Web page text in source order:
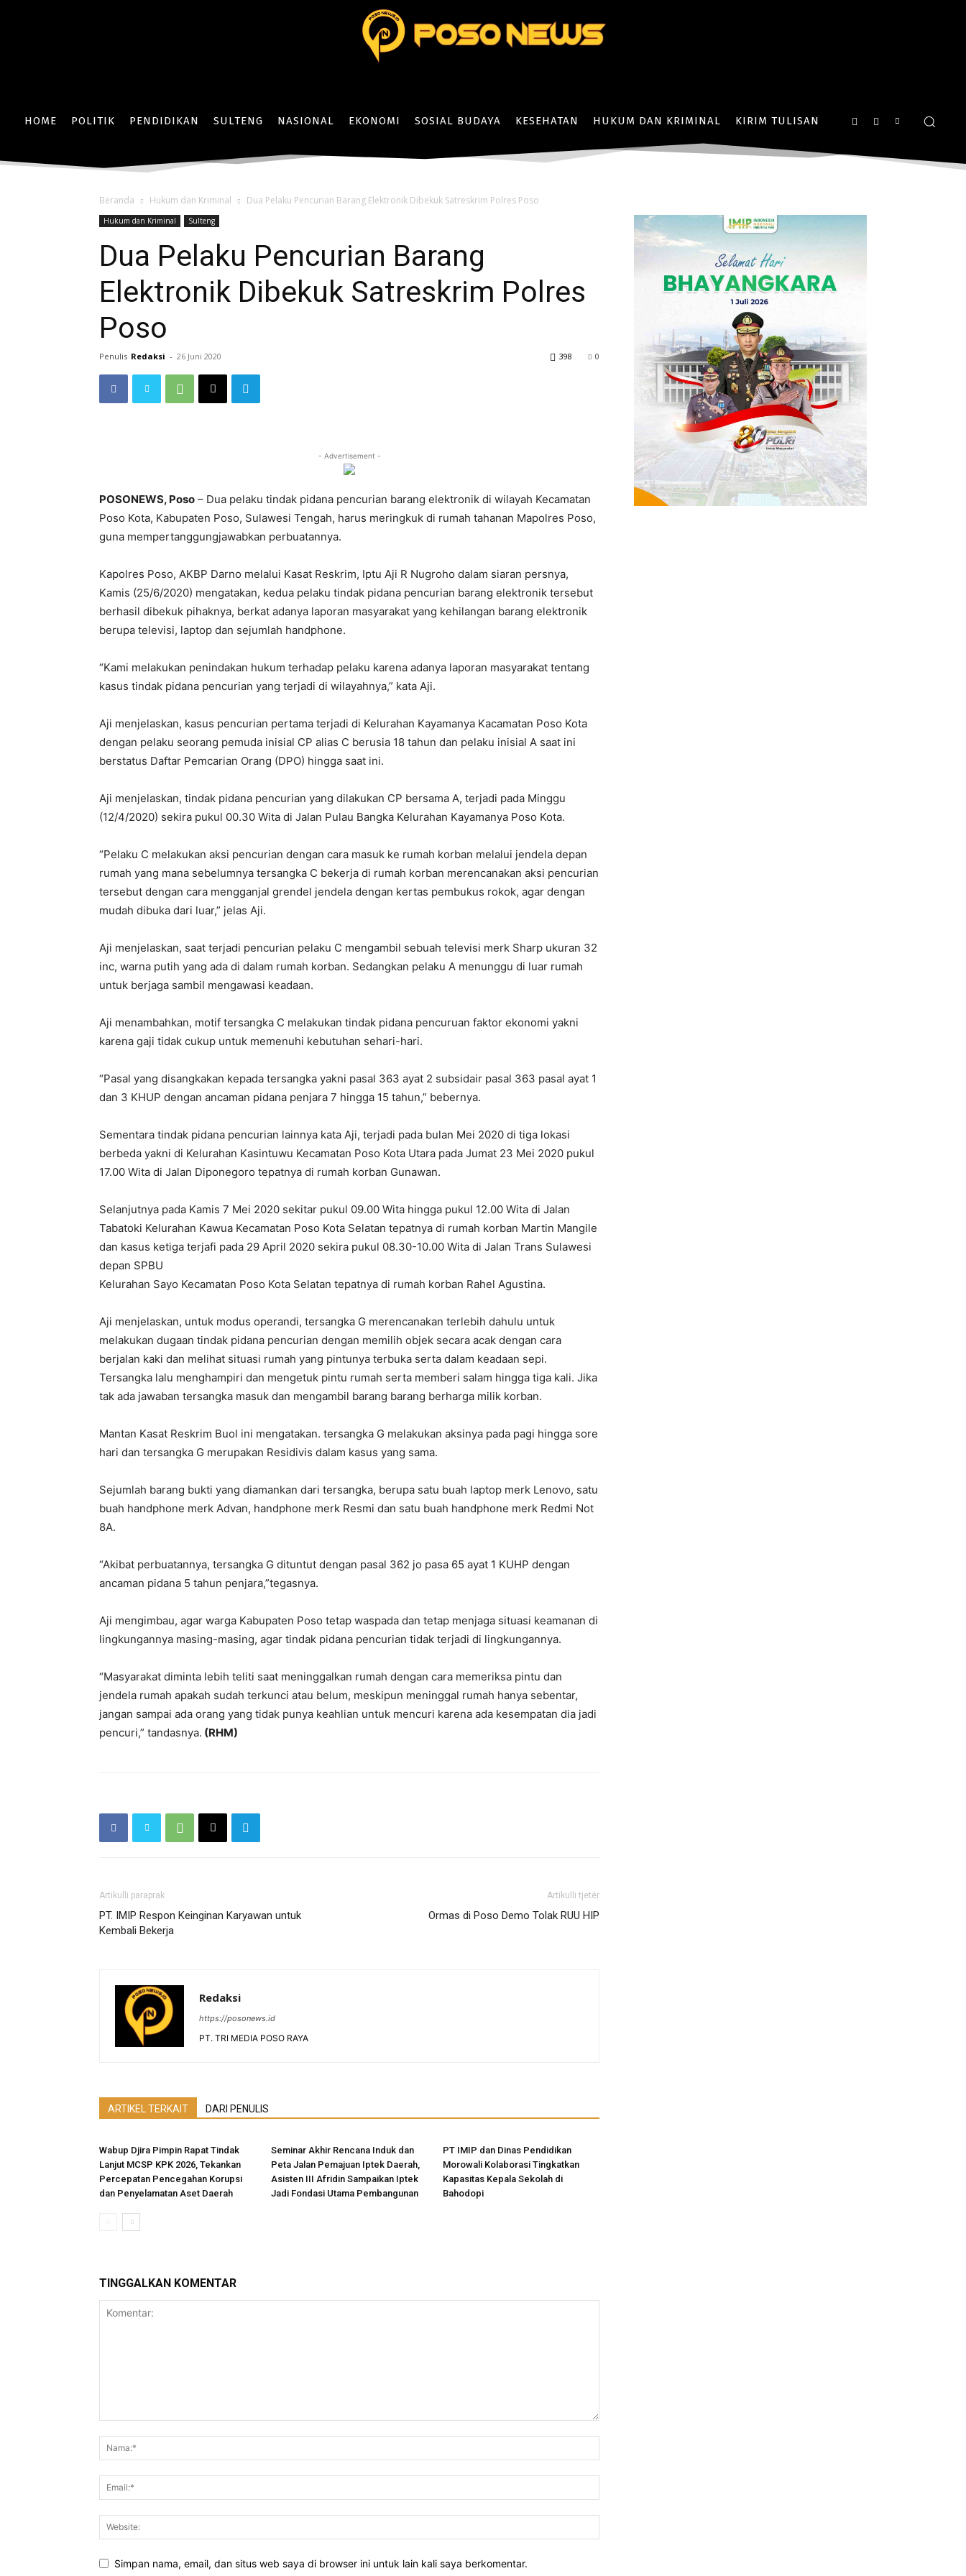
HOME POLITIK PENDIDIKAN SULTENG NASIONAL EKONOMI SOSIAL BUDAYA KESEHATAN HUKUM DAN KRIMINAL KIRIM TULISAN
Beranda Hukum dan Kriminal Dua Pelaku Pencurian Barang Elektronik Dibekuk Satreskrim Polres Poso
Hukum dan Kriminal Sulteng
Dua Pelaku Pencurian Barang
Elektronik Dibekuk Satreskrim Polres
Poso
Penulis Redaksi - 26 Juni 2020 0
398
- Advertisement -
POSONEWS, Poso – Dua pelaku tindak pidana pencurian barang elektronik di wilayah Kecamatan
Poso Kota, Kabupaten Poso, Sulawesi Tengah, harus meringkuk di rumah tahanan Mapolres Poso,
guna mempertanggungjawabkan perbuatannya.
Kapolres Poso, AKBP Darno melalui Kasat Reskrim, Iptu Aji R Nugroho dalam siaran persnya,
Kamis (25/6/2020) mengatakan, kedua pelaku tindak pidana pencurian barang elektronik tersebut
berhasil dibekuk pihaknya, berkat adanya laporan masyarakat yang kehilangan barang elektronik
berupa televisi, laptop dan sejumlah handphone.
“Kami melakukan penindakan hukum terhadap pelaku karena adanya laporan masyarakat tentang
kasus tindak pidana pencurian yang terjadi di wilayahnya,” kata Aji.
Aji menjelaskan, kasus pencurian pertama terjadi di Kelurahan Kayamanya Kacamatan Poso Kota
dengan pelaku seorang pemuda inisial CP alias C berusia 18 tahun dan pelaku inisial A saat ini
berstatus Daftar Pemcarian Orang (DPO) hingga saat ini.
Aji menjelaskan, tindak pidana pencurian yang dilakukan CP bersama A, terjadi pada Minggu
(12/4/2020) sekira pukul 00.30 Wita di Jalan Pulau Bangka Kelurahan Kayamanya Poso Kota.
“Pelaku C melakukan aksi pencurian dengan cara masuk ke rumah korban melalui jendela depan
rumah yang mana sebelumnya tersangka C bekerja di rumah korban merencanakan aksi pencurian
tersebut dengan cara mengganjal grendel jendela dengan kertas pembukus rokok, agar dengan
mudah dibuka dari luar,” jelas Aji.
Aji menjelaskan, saat terjadi pencurian pelaku C mengambil sebuah televisi merk Sharp ukuran 32
inc, warna putih yang ada di dalam rumah korban. Sedangkan pelaku A menunggu di luar rumah
untuk berjaga sambil mengawasi keadaan.
Aji menambahkan, motif tersangka C melakukan tindak pidana pencuruan faktor ekonomi yakni
karena gaji tidak cukup untuk memenuhi kebutuhan sehari-hari.
“Pasal yang disangkakan kepada tersangka yakni pasal 363 ayat 2 subsidair pasal 363 pasal ayat 1
dan 3 KHUP dengan ancaman pidana penjara 7 hingga 15 tahun,” bebernya.
Sementara tindak pidana pencurian lainnya kata Aji, terjadi pada bulan Mei 2020 di tiga lokasi
berbeda yakni di Kelurahan Kasintuwu Kecamatan Poso Kota Utara pada Jumat 23 Mei 2020 pukul
17.00 Wita di Jalan Diponegoro tepatnya di rumah korban Gunawan.
Selanjutnya pada Kamis 7 Mei 2020 sekitar pukul 09.00 Wita hingga pukul 12.00 Wita di Jalan
Tabatoki Kelurahan Kawua Kecamatan Poso Kota Selatan tepatnya di rumah korban Martin Mangile
dan kasus ketiga terjafi pada 29 April 2020 sekira pukul 08.30-10.00 Wita di Jalan Trans Sulawesi
depan SPBU
Kelurahan Sayo Kecamatan Poso Kota Selatan tepatnya di rumah korban Rahel Agustina.
Aji menjelaskan, untuk modus operandi, tersangka G merencanakan terlebih dahulu untuk
melakukan dugaan tindak pidana pencurian dengan memilih objek secara acak dengan cara
berjalan kaki dan melihat situasi rumah yang pintunya terbuka serta dalam keadaan sepi.
Tersangka lalu menghampiri dan mengetuk pintu rumah serta memberi salam hingga tiga kali. Jika
tak ada jawaban tersangka masuk dan mengambil barang barang berharga milik korban.
Mantan Kasat Reskrim Buol ini mengatakan. tersangka G melakukan aksinya pada pagi hingga sore
hari dan tersangka G merupakan Residivis dalam kasus yang sama.
Sejumlah barang bukti yang diamankan dari tersangka, berupa satu buah laptop merk Lenovo, satu
buah handphone merk Advan, handphone merk Resmi dan satu buah handphone merk Redmi Not
8A.
“Akibat perbuatannya, tersangka G dituntut dengan pasal 362 jo pasa 65 ayat 1 KUHP dengan
ancaman pidana 5 tahun penjara,”tegasnya.
Aji mengimbau, agar warga Kabupaten Poso tetap waspada dan tetap menjaga situasi keamanan di
lingkungannya masing-masing, agar tindak pidana pencurian tidak terjadi di lingkungannya.
“Masyarakat diminta lebih teliti saat meninggalkan rumah dengan cara memeriksa pintu dan
jendela rumah apakah sudah terkunci atau belum, meskipun meninggal rumah hanya sebentar,
jangan sampai ada orang yang tidak punya keahlian untuk mencuri karena ada kesempatan dia jadi
pencuri,” tandasnya. (RHM)
Artikulli paraprak
PT. IMIP Respon Keinginan Karyawan untuk
Kembali Bekerja
Artikulli tjetër
Ormas di Poso Demo Tolak RUU HIP
Redaksi
https://posonews.id
PT. TRI MEDIA POSO RAYA
ARTIKEL TERKAIT DARI PENULIS
Wabup Djira Pimpin Rapat Tindak
Lanjut MCSP KPK 2026, Tekankan
Percepatan Pencegahan Korupsi
dan Penyelamatan Aset Daerah
Seminar Akhir Rencana Induk dan
Peta Jalan Pemajuan Iptek Daerah,
Asisten III Afridin Sampaikan Iptek
Jadi Fondasi Utama Pembangunan
PT IMIP dan Dinas Pendidikan
Morowali Kolaborasi Tingkatkan
Kapasitas Kepala Sekolah di
Bahodopi
TINGGALKAN KOMENTAR
Simpan nama, email, dan situs web saya di browser ini untuk lain kali saya berkomentar.